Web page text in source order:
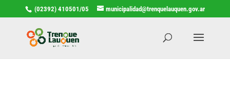
(02392) 410501/05 municipalidad@trenquelauquen.gov.ar